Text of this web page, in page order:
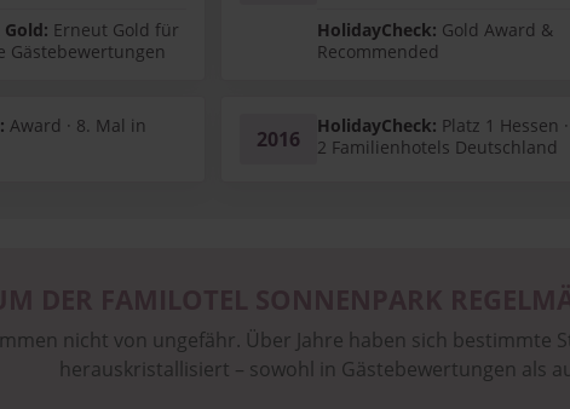
Erneut Gold für
Gästebewertungen
HolidayCheck: Gold Award &
Recommended
Award · 8. Mal in
2016 HolidayCheck: Platz 1 Hessen
2 Familienhotels Deutschland
nicht von ungefähr. Über Jahre haben sich bestimmte
herauskristallisiert – sowohl in Gästebewertungen als